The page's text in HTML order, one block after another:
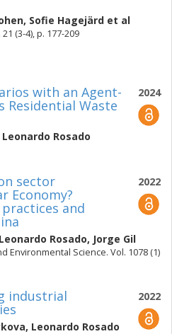
, Sofie Hagejärd et al
(3-4), p. 177-209
2024
with an Agent-
Residential Waste
Leonardo Rosado
2022
sector
Economy?
and
Leonardo Rosado, Jorge Gil
Environmental Science. Vol. 1078 (1)
2022
industrial
, Leonardo Rosado